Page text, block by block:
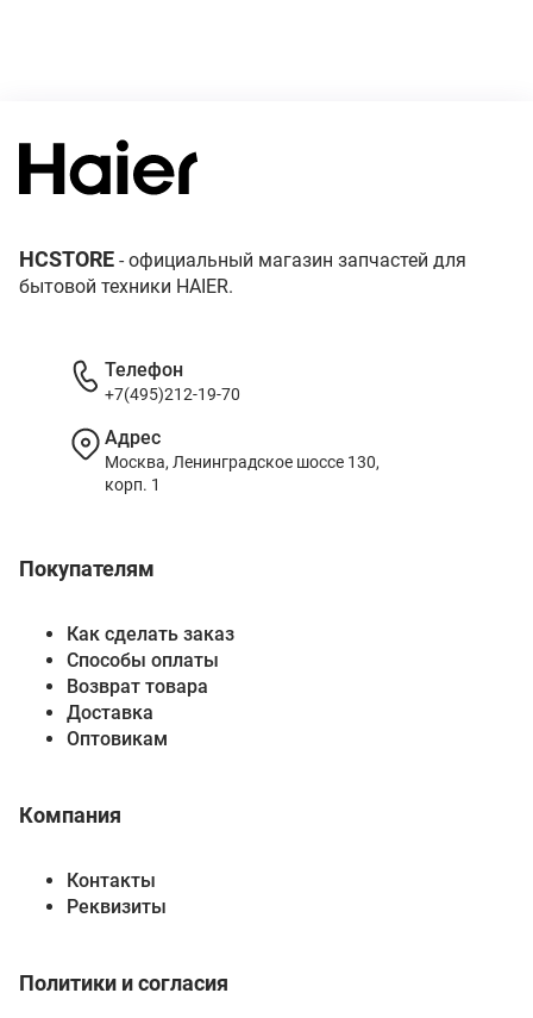
HCSTORE - официальный магазин запчастей для
бытовой техники HAIER.
Покупателям
Как сделать заказ
Способы оплаты
Возврат товара
Доставка
Оптовикам
Компания
Контакты
Реквизиты
Политики и согласия
Телефон
+7(495)212-19-70
Адрес
Москва, Ленинградское шоссе 130,
корп. 1